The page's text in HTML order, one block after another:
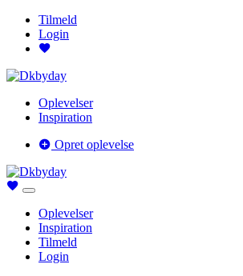
Tilmeld
Login
Oplevelser
Inspiration
Opret oplevelse
Oplevelser
Inspiration
Tilmeld
Login